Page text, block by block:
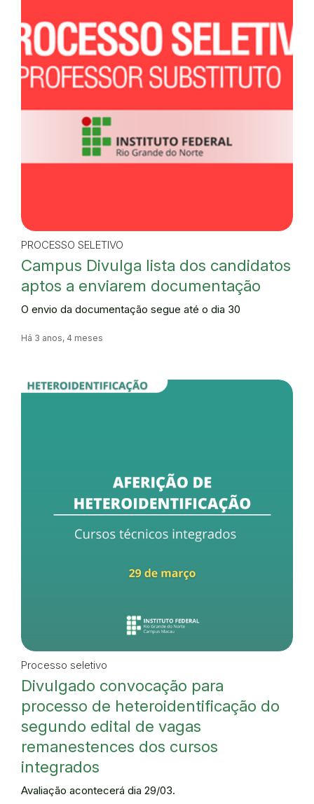
PROCESSO SELETIVO
Campus Divulga lista dos candidatos
aptos a enviarem documentação
O envio da documentação segue até o dia 30
Há 3 anos, 4 meses
Processo seletivo
Divulgado convocação para
processo de heteroidentificação do
segundo edital de vagas
remanestences dos cursos
integrados
Avaliação acontecerá dia 29/03.